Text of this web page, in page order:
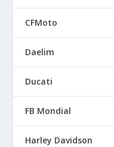
CFMoto
Daelim
Ducati
FB Mondial
Harley Davidson